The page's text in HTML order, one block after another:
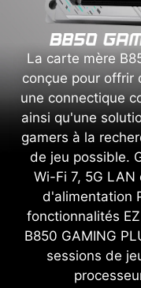
La carte mère
conçue pour offrir
une connectique
ainsi qu'une
gamers à la
de jeu possible.
Wi-Fi 7, 5G
d'alimentation
fonctionnalités
B850 GAMING
sessions de